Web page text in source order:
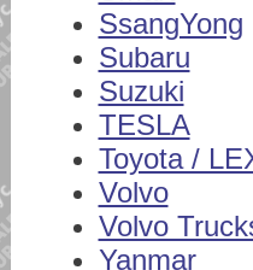
SsangYong
Subaru
Suzuki
TESLA
Toyota /
Volvo
Volvo
Yanmar